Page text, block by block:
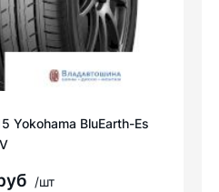
Yokohama BluEarth-Es
/шт